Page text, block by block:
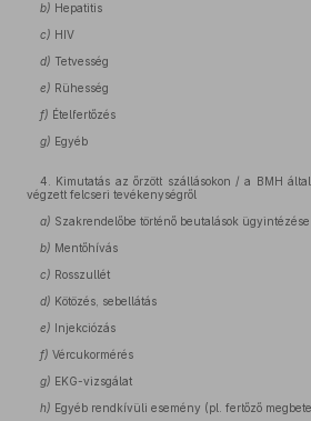
b) Hepatitis
c) HIV
d) Tetvesség
e) Rühesség
f) Ételfertőzés
g) Egyéb
4. Kimutatás az őrzött szállásokon / a BMH
végzett felcseri tevékenységről
a) Szakrendelőbe történő beutalások ügyintézése
b) Mentőhívás
c) Rosszullét
d) Kötözés, sebellátás
e) Injekciózás
f) Vércukormérés
g) EKG-vizsgálat
h) Egyéb rendkívüli esemény (pl. fertőző